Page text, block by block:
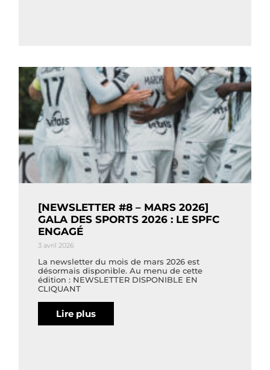
[NEWSLETTER #8 – MARS 2026]
GALA DES SPORTS 2026 : LE SPFC
ENGAGÉ
3 avril 2026
La newsletter du mois de mars 2026 est
désormais disponible. Au menu de cette
édition : NEWSLETTER DISPONIBLE EN
CLIQUANT
Lire plus